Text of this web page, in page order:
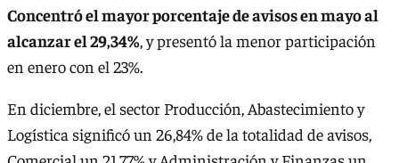
Concentró el mayor porcentaje de avisos en mayo al
alcanzar el 29,34%, y presentó la menor participación
en enero con el 23%.
En diciembre, el sector Producción, Abastecimiento y
Logística significó un 26,84% de la totalidad de avisos,